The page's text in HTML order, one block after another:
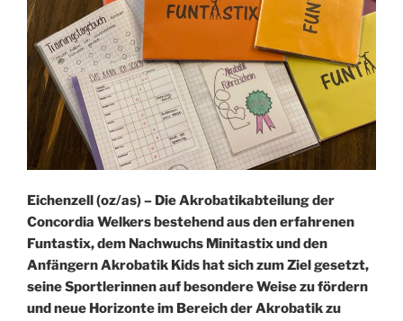
Eichenzell (oz/as) – Die Akrobatikabteilung der
Concordia Welkers bestehend aus den erfahrenen
Funtastix, dem Nachwuchs Minitastix und den
Anfängern Akrobatik Kids hat sich zum Ziel gesetzt,
seine Sportlerinnen auf besondere Weise zu fördern
und neue Horizonte im Bereich der Akrobatik zu